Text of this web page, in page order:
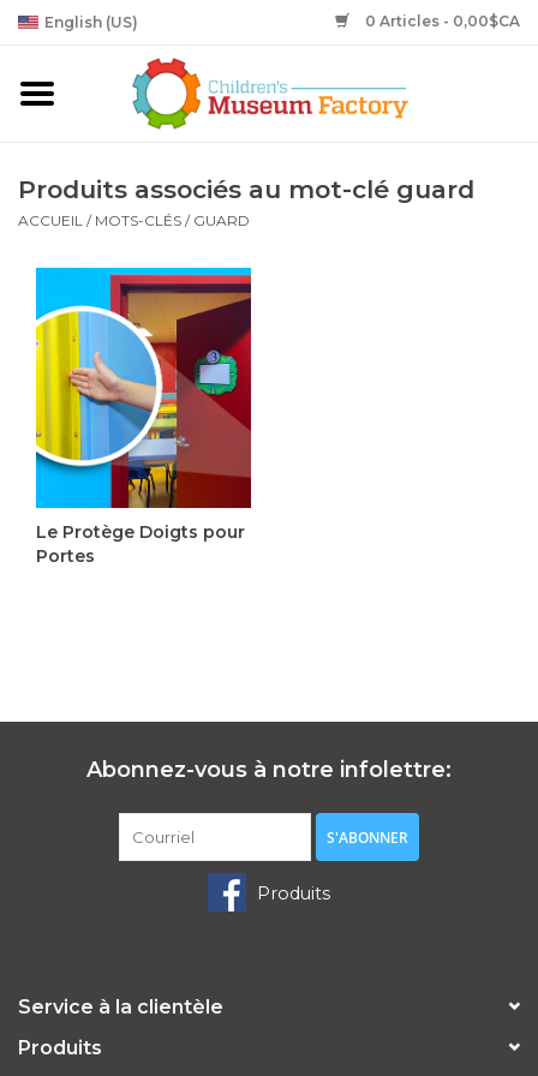
English (US) 0 Articles - 0,00$CA
Produits associés au mot-clé guard
ACCUEIL / MOTS-CLÉS / GUARD
Le Protège Doigts pour
Portes
Abonnez-vous à notre infolettre:
S'ABONNER
Produits
Service à la clientèle
Produits